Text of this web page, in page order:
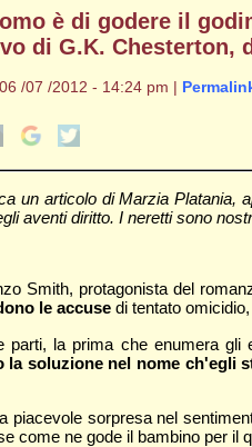
è di godere il
di G.K. Chesterton,
/07 /2012 - 14:24 pm |
un articolo di Marzia Platania,
aventi diritto. I neretti sono
Smith, protagonista del
le accusedi tentato
parti, la prima che enumera
la soluzione nel nome
piacevole sorpresa nel
come ne gode il bambino per il